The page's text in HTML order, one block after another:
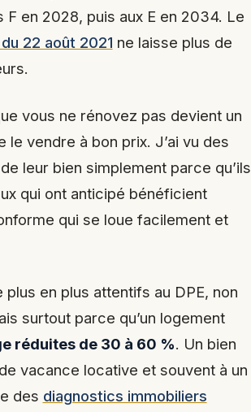
en 2028, puis aux E en 2034. Le
22 août 2021 ne laisse plus de
vous ne rénovez pas devient un
vendre à bon prix. J’ai vu des
de leur bien simplement parce qu’ils
qui ont anticipé bénéficient
qui se loue facilement et
en plus attentifs au DPE, non
surtout parce qu’un logement
réduites de 30 à 60 %. Un bien
vacance locative et souvent à un
des diagnostics immobiliers